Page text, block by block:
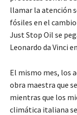
llamar la atención
fósiles en el
Just Stop Oil se
Leonardo da Vinci
El mismo mes, los
obra maestra que
mientras que los
climática italiana